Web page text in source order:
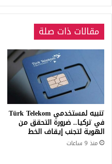
مقالات ذات صلة
تنبيه لمستخدمي Türk Telekom
في تركيا.. ضرورة التحقق من
الهوية لتجنب إيقاف الخط
منذ 9 ساعات